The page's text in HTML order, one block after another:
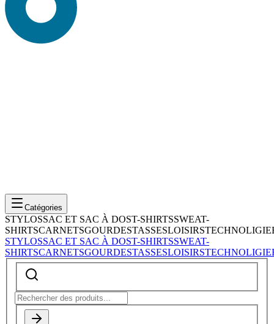
Catégories
STYLOSSAC ET SAC À DOST-SHIRTSSWEAT-
SHIRTSCARNETSGOURDESTASSESLOISIRSTECHNOLIGIE
STYLOSSAC ET SAC À DOST-SHIRTSSWEAT-
SHIRTSCARNETSGOURDESTASSESLOISIRSTECHNOLIGIE